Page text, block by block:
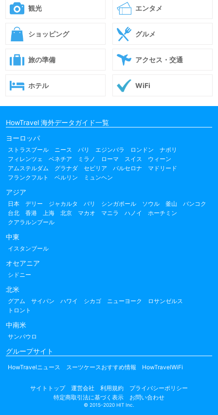
観光 エンタメ
ショッピング グルメ
旅の準備 アクセス・交通
ホテル WiFi
HowTravel 海外データガイド一覧
ヨーロッパ
ストラスブール ニース パリ エジンバラ ロンドン
ナポリ
フィレンツェ
ベネチア ミラノ ローマ スイス
ウィーン
アムステルダム
グラナダ セビリア バルセロナ
マドリード
フランクフルト
ベルリン ミュンヘン
アジア
日本 デリー ジャカルタ バリ シンガポール ソウル 釜山
バンコク
台北
香港 上海 北京 マカオ マニラ ハノイ
ホーチミン
クアラルンプール
中東
イスタンブール
オセアニア
シドニー
北米
グアム サイパン ハワイ シカゴ ニューヨーク
ロサンゼルス
トロント
中南米
サンパウロ
グループサイト
HowTravelニュース スーツケースおすすめ情報 HowTravelWiFi
サイトトップ 運営会社 利用規約
プライバシーポリシー
特定商取引法に基づく表示
お問い合わせ
© 2015-2020 HIT Inc.